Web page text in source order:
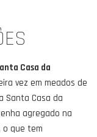
Casa da
vez em meados de
Santa Casa da
agregado na
o que tem